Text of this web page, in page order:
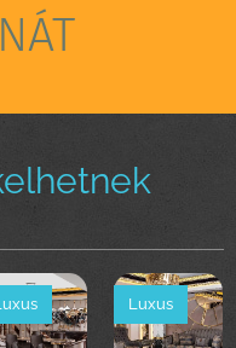
Luxus